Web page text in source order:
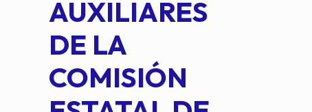
AUXILIARES
DE LA
COMISIÓN